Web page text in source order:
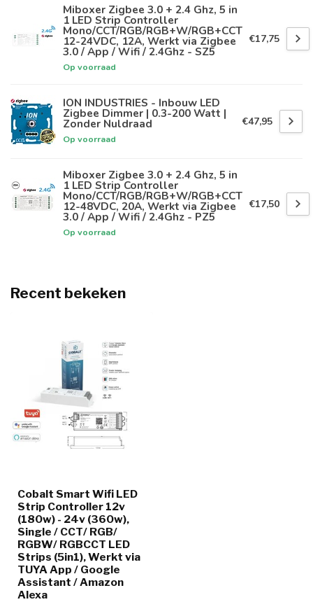
Miboxer Zigbee 3.0 + 2.4 Ghz, 5 in
1 LED Strip Controller
Mono/CCT/RGB/RGB+W/RGB+CCT
12-24VDC, 12A, Werkt via Zigbee
3.0 / App / Wifi / 2.4Ghz - SZ5
Op voorraad
€17,75
ION INDUSTRIES - Inbouw LED
Zigbee Dimmer | 0.3-200 Watt |
Zonder Nuldraad
Op voorraad
€47,95
Miboxer Zigbee 3.0 + 2.4 Ghz, 5 in
1 LED Strip Controller
Mono/CCT/RGB/RGB+W/RGB+CCT
12-48VDC, 20A, Werkt via Zigbee
3.0 / App / Wifi / 2.4Ghz - PZ5
Op voorraad
€17,50
Recent bekeken
Cobalt Smart Wifi LED
Strip Controller 12v
(180w) - 24v (360w),
Single / CCT/ RGB/
RGBW/ RGBCCT LED
Strips (5in1), Werkt via
TUYA App / Google
Assistant / Amazon
Alexa